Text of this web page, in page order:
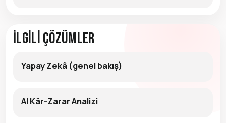
İlgili Çözümler
Yapay Zekâ (genel bakış)
AI Kâr-Zarar Analizi